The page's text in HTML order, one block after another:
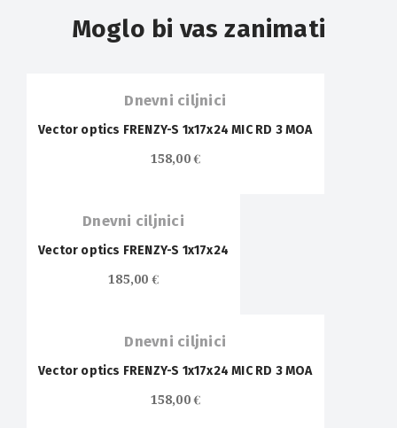
Moglo bi vas zanimati
Dnevni ciljnici
Vector optics FRENZY-S 1x17x24 MIC RD 3 MOA
158,00€
Dnevni ciljnici
Vector optics FRENZY-S 1x17x24
185,00€
Dnevni ciljnici
Vector optics FRENZY-S 1x17x24 MIC RD 3 MOA
158,00€